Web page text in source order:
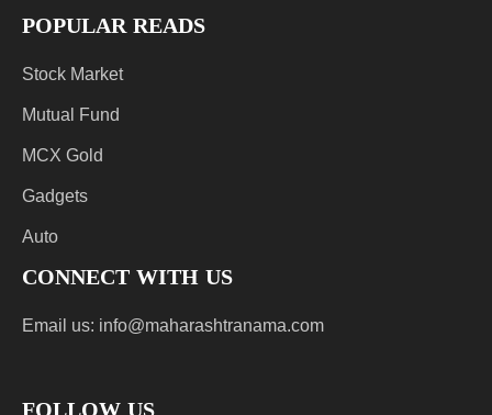
POPULAR READS
Stock Market
Mutual Fund
MCX Gold
Gadgets
Auto
CONNECT WITH US
Email us: info@maharashtranama.com